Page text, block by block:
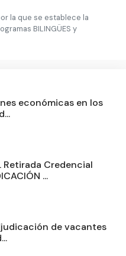
la que se establece la
BILINGÜES y
económicas en los
Retirada Credencial
...
de vacantes